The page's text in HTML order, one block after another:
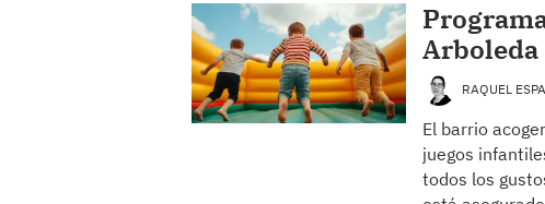
Arboleda
RAQUEL
El barrio
juegos
todos los